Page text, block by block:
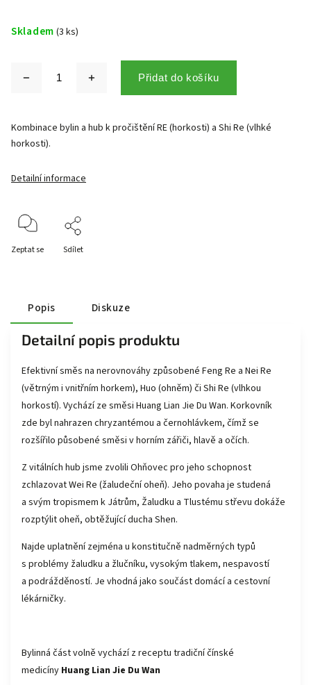
Skladem (3 ks)
Přidat do košíku
Kombinace bylin a hub k pročištění RE (horkosti) a Shi Re (vlhké
horkosti).
Detailní informace
Zeptat se Sdílet
Popis Diskuze
Detailní popis produktu
Efektivní směs na nerovnováhy způsobené Feng Re a Nei Re
(větrným i vnitřním horkem), Huo (ohněm) či Shi Re (vlhkou
horkostí). Vychází ze směsi Huang Lian Jie Du Wan. Korkovník
zde byl nahrazen chryzantémou a černohlávkem, čímž se
rozšířilo působené směsi v horním zářiči, hlavě a očích.
Z vitálních hub jsme zvolili Ohňovec pro jeho schopnost
zchlazovat Wei Re (žaludeční oheň). Jeho povaha je studená
a svým tropismem k Játrům, Žaludku a Tlustému střevu dokáže
rozptýlit oheň, obtěžující ducha Shen.
Najde uplatnění zejména u konstitučně nadměrných typů
s problémy žaludku a žlučníku, vysokým tlakem, nespavostí
a podrážděností. Je vhodná jako součást domácí a cestovní
lékárničky.
Bylinná část volně vychází z receptu tradiční čínské
medicíny Huang Lian Jie Du Wan